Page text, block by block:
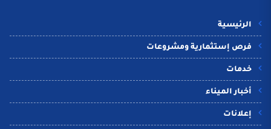
الرئيسية
فرص إستثمارية ومشروعات
خدمات
أخبار الميناء
إعلانات